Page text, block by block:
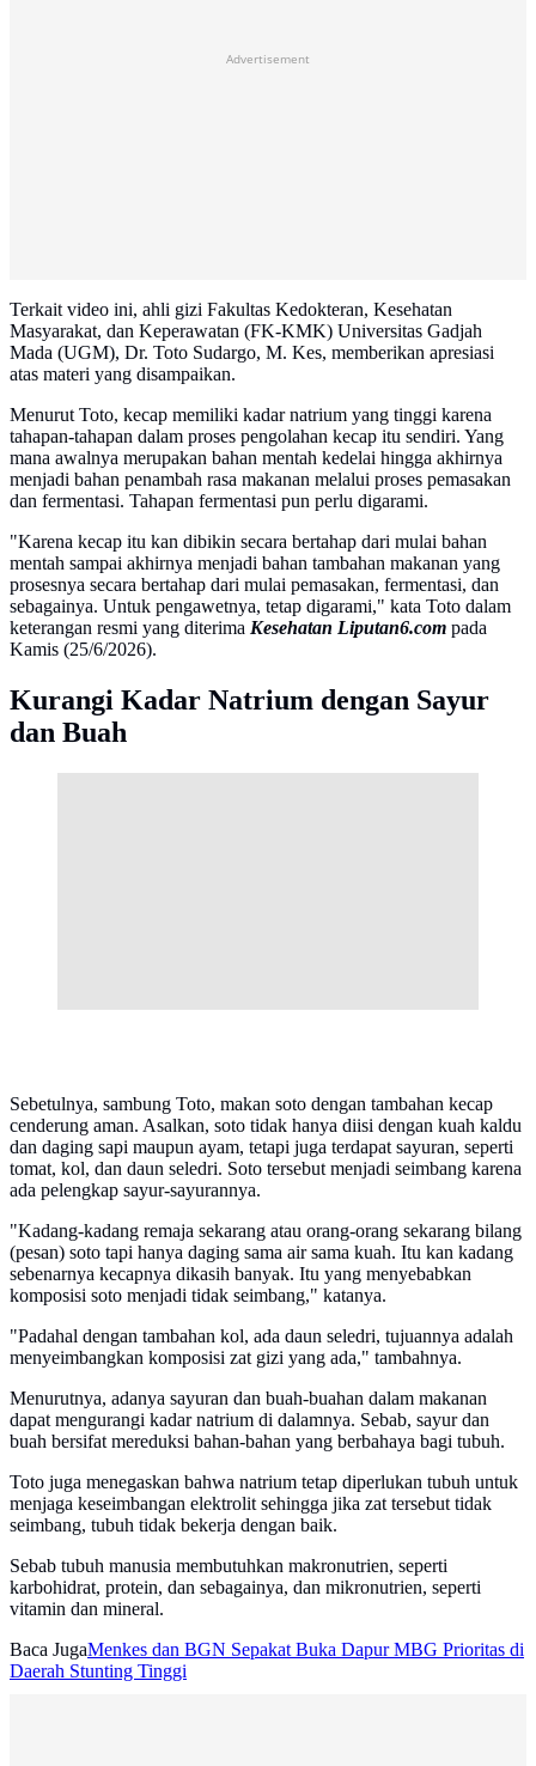
Advertisement
Terkait video ini, ahli gizi Fakultas Kedokteran, Kesehatan
Masyarakat, dan Keperawatan (FK-KMK) Universitas Gadjah
Mada (UGM), Dr. Toto Sudargo, M. Kes, memberikan apresiasi
atas materi yang disampaikan.
Menurut Toto, kecap memiliki kadar natrium yang tinggi karena
tahapan-tahapan dalam proses pengolahan kecap itu sendiri. Yang
mana awalnya merupakan bahan mentah kedelai hingga akhirnya
menjadi bahan penambah rasa makanan melalui proses pemasakan
dan fermentasi. Tahapan fermentasi pun perlu digarami.
"Karena kecap itu kan dibikin secara bertahap dari mulai bahan
mentah sampai akhirnya menjadi bahan tambahan makanan yang
prosesnya secara bertahap dari mulai pemasakan, fermentasi, dan
sebagainya. Untuk pengawetnya, tetap digarami," kata Toto dalam
keterangan resmi yang diterima Kesehatan Liputan6.com pada
Kamis (25/6/2026).
Kurangi Kadar Natrium dengan Sayur
dan Buah
Sebetulnya, sambung Toto, makan soto dengan tambahan kecap
cenderung aman. Asalkan, soto tidak hanya diisi dengan kuah kaldu
dan daging sapi maupun ayam, tetapi juga terdapat sayuran, seperti
tomat, kol, dan daun seledri. Soto tersebut menjadi seimbang karena
ada pelengkap sayur-sayurannya.
"Kadang-kadang remaja sekarang atau orang-orang sekarang bilang
(pesan) soto tapi hanya daging sama air sama kuah. Itu kan kadang
sebenarnya kecapnya dikasih banyak. Itu yang menyebabkan
komposisi soto menjadi tidak seimbang," katanya.
"Padahal dengan tambahan kol, ada daun seledri, tujuannya adalah
menyeimbangkan komposisi zat gizi yang ada," tambahnya.
Menurutnya, adanya sayuran dan buah-buahan dalam makanan
dapat mengurangi kadar natrium di dalamnya. Sebab, sayur dan
buah bersifat mereduksi bahan-bahan yang berbahaya bagi tubuh.
Toto juga menegaskan bahwa natrium tetap diperlukan tubuh untuk
menjaga keseimbangan elektrolit sehingga jika zat tersebut tidak
seimbang, tubuh tidak bekerja dengan baik.
Sebab tubuh manusia membutuhkan makronutrien, seperti
karbohidrat, protein, dan sebagainya, dan mikronutrien, seperti
vitamin dan mineral.
Baca JugaMenkes dan BGN Sepakat Buka Dapur MBG Prioritas di
Daerah Stunting Tinggi